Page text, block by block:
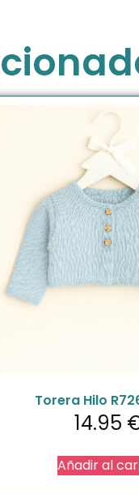
Torera Hilo
14.95
Añadir al